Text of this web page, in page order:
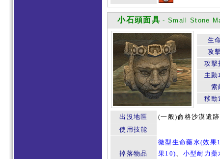
小石頭面具 - Small Stone
生
攻
攻擊
主動
索
移動
出沒地區
(一般)侖格沙漠遺跡
使用技能
掉落物品
微型生命藥水(效果
果10)、 小型耐力